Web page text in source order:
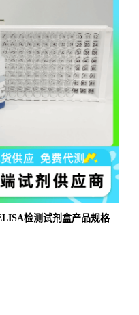
检测试剂盒产品规格